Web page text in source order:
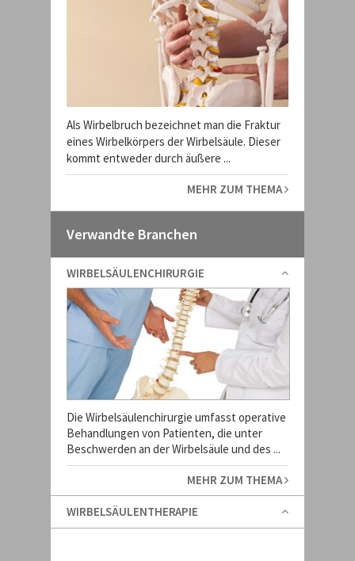
Als Wirbelbruch bezeichnet man die Fraktur
eines Wirbelkörpers der Wirbelsäule. Dieser
kommt entweder durch äußere ...
MEHR ZUM THEMA
Verwandte Branchen
WIRBELSÄULENCHIRURGIE
Die Wirbelsäulenchirurgie umfasst operative
Behandlungen von Patienten, die unter
Beschwerden an der Wirbelsäule und des ...
MEHR ZUM THEMA
WIRBELSÄULENTHERAPIE